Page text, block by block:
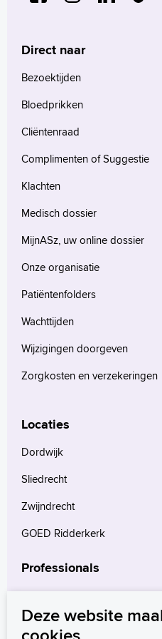
Direct naar
Bezoektijden
Bloedprikken
Cliëntenraad
Complimenten of Suggestie
Klachten
Medisch dossier
MijnASz, uw online dossier
Onze organisatie
Patiëntenfolders
Wachttijden
Wijzigingen doorgeven
Zorgkosten en verzekeringen
Locaties
Dordwijk
Sliedrecht
Zwijndrecht
GOED Ridderkerk
Professionals
Verwijzers
Wetenschappelijk onderzoek
Deze website